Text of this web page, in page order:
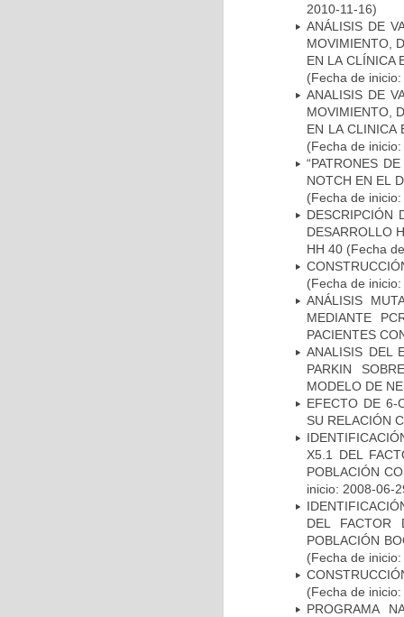
2010-11-16)
ANÁLISIS DE
MOVIMIENTO,
EN LA CLÍNICA
(Fecha de
ANALISIS DE
MOVIMIENTO,
EN LA CLINICA
(Fecha de
“PATRONES
NOTCH EN EL
(Fecha de
DESCRIPCIÓN
DESARROLLO
HH 40 (Fecha
(Fecha de
ANÁLISIS
MEDIANTE
PACIENTES
ANALISIS DEL
PARKIN
MODELO DE
EFECTO DE 6-
SU RELACIÓN
X5.1 DEL
POBLACIÓN
inicio: 2008-06-
DEL FACTOR
POBLACIÓN
(Fecha de
(Fecha de
PROGRAMA